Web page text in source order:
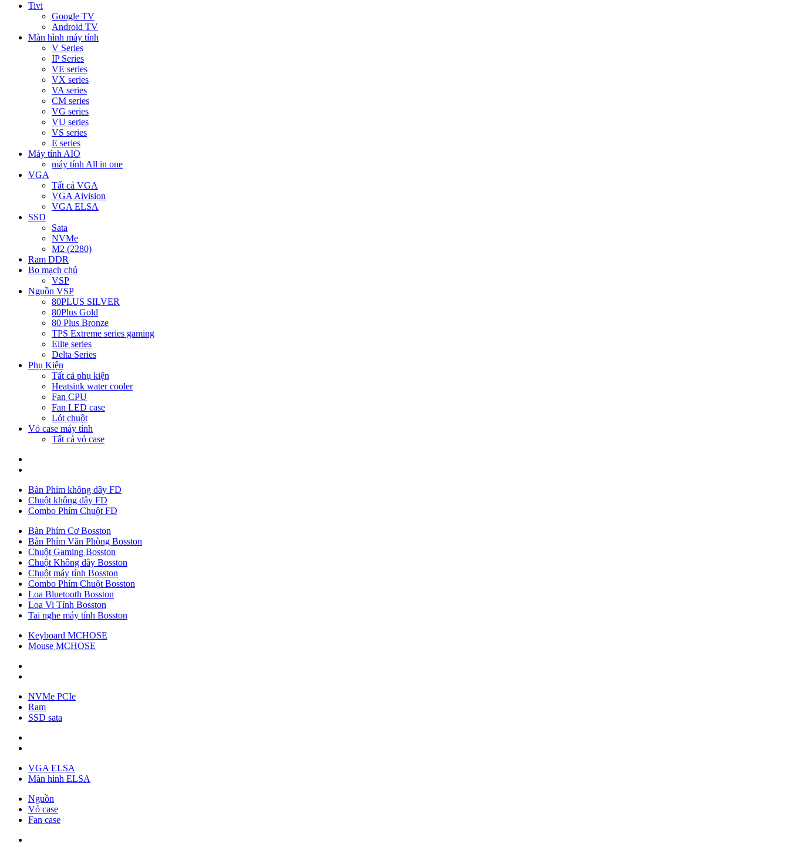
Tivi
Google TV
Android TV
Màn hình máy tính
V Series
IP Series
VE series
VX series
VA series
CM series
VG series
VU series
VS series
E series
Máy tính AIO
máy tính All in one
VGA
Tất cả VGA
VGA Aivision
VGA ELSA
SSD
Sata
NVMe
M2 (2280)
Ram DDR
Bo mạch chủ
VSP
Nguồn VSP
80PLUS SILVER
80Plus Gold
80 Plus Bronze
TPS Extreme series gaming
Elite series
Delta Series
Phụ Kiện
Tất cả phụ kiện
Heatsink water cooler
Fan CPU
Fan LED case
Lót chuột
Vỏ case máy tính
Tất cả vỏ case
Bàn Phím không dây FD
Chuột không dây FD
Combo Phím Chuột FD
Bàn Phím Cơ Bosston
Bàn Phím Văn Phòng Bosston
Chuột Gaming Bosston
Chuột Không dây Bosston
Chuột máy tính Bosston
Combo Phím Chuột Bosston
Loa Bluetooth Bosston
Loa Vi Tính Bosston
Tai nghe máy tính Bosston
Keyboard MCHOSE
Mouse MCHOSE
NVMe PCIe
Ram
SSD sata
VGA ELSA
Màn hình ELSA
Nguồn
Vỏ case
Fan case